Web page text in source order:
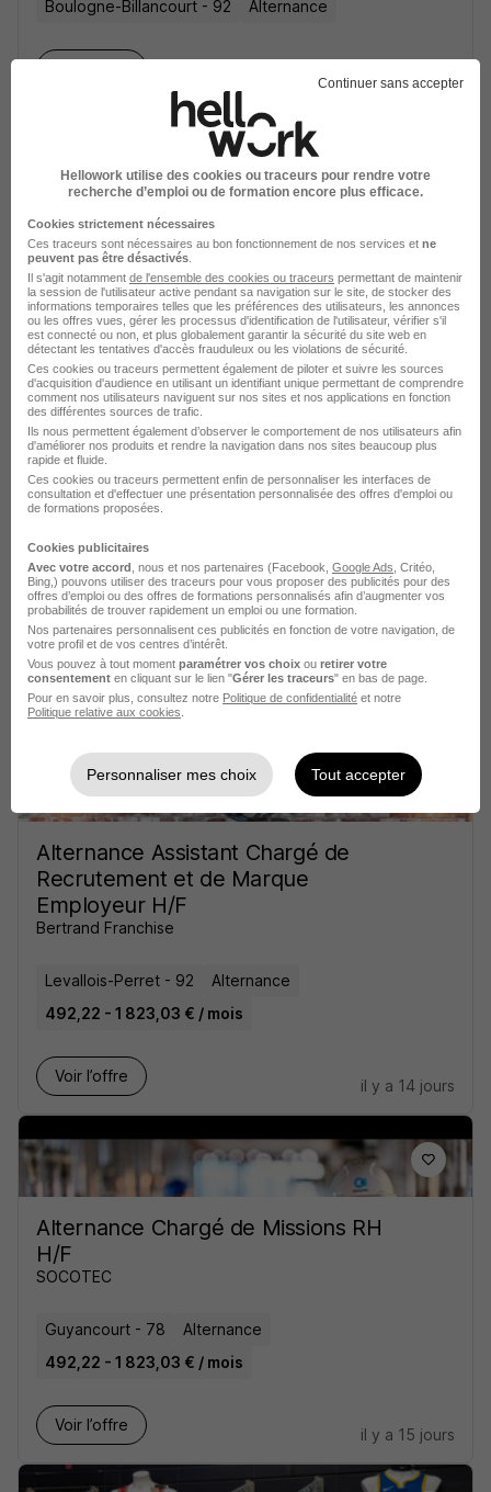
Boulogne-Billancourt - 92 Alternance
il y a 28 jours
Assistant Développement RH -
Alternance H/F
Lagardère Travel Retail
Levallois-Perret - 92 Alternance
Voir l’offre
il y a 14 jours
Chargé de Mission RH - en Alternance
H/F
Carrefour
Massy - 91 Alternance 492,22 - 1 823,03 € / mois
Voir l’offre
Alternance Assistant Chargé de
Recrutement et de Marque
Employeur H/F
Bertrand Franchise
Levallois-Perret - 92
Alternance
492,22 - 1 823,03 € / mois
Voir l’offre
il y a 14 jours
Alternance Chargé de Missions RH
H/F
SOCOTEC
Guyancourt - 78
Alternance
492,22 - 1 823,03 € / mois
Voir l’offre
il y a 15 jours
Continuer sans accepter
Hellowork utilise des cookies ou traceurs pour rendre votre
recherche d’emploi ou de formation encore plus efficace.
Cookies strictement nécessaires
Ces traceurs sont nécessaires au bon fonctionnement de nos services et ne
peuvent pas être désactivés
Il s'agit notamment de l'ensemble des cookies ou traceurs permettant de maintenir
la session de l'utilisateur active pendant sa navigation sur le site, de stocker des
informations temporaires telles que les préférences des utilisateurs, les annonces
ou les offres vues, gérer les processus d'identification de l'utilisateur, vérifier s'il
est connecté ou non, et plus globalement garantir la sécurité du site web en
détectant les tentatives d'accès frauduleux ou les violations de sécurité.
Ces cookies ou traceurs permettent également de piloter et suivre les sources
d'acquisition d'audience en utilisant un identifiant unique permettant de comprendre
comment nos utilisateurs naviguent sur nos sites et nos applications en fonction
des différentes sources de trafic.
Ils nous permettent également d’observer le comportement de nos utilisateurs afin
d'améliorer nos produits et rendre la navigation dans nos sites beaucoup plus
rapide et fluide.
Ces cookies ou traceurs permettent enfin de personnaliser les interfaces de
consultation et d'effectuer une présentation personnalisée des offres d'emploi ou
de formations proposées.
Cookies publicitaires
Avec votre accord , nous et nos partenaires (Facebook, Google Ads , Critéo,
Bing,) pouvons utiliser des traceurs pour vous proposer des publicités pour des
offres d’emploi ou des offres de formations personnalisés afin d’augmenter vos
probabilités de trouver rapidement un emploi ou une formation.
Nos partenaires personnalisent ces publicités en fonction de votre navigation, de
votre profil et de vos centres d’intérêt.
Vous pouvez à tout moment paramétrer vos choix ou retirer votre
consentement en cliquant sur le lien "Gérer les traceurs" en bas de page.
Pour en savoir plus, consultez notre Politique de confidentialité et notre
Politique relative aux cookies
Personnaliser mes choix Tout accepter